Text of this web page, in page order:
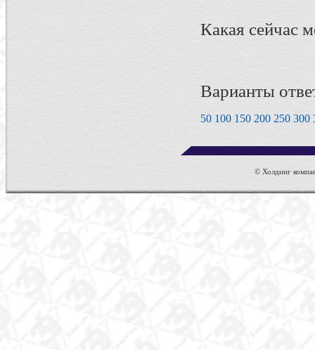
Какая сейчас
Варианты
50 100 150 200 250 300
© Холдинг